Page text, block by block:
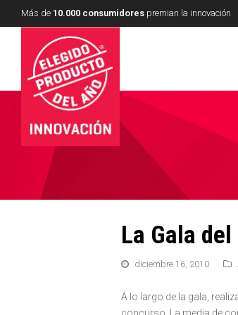
Más de 10.000 consumidores premian la innovación
La Gala
diciembre 16, 2010
A lo largo de la gala,